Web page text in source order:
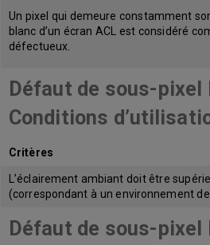
Un pixel qui demeure constamment
blanc d’un écran ACL est considéré
défectueux.
Défaut de sous-pixel
Conditions
Critères
L’éclairement ambiant doit être
(correspondant à un environnement
Défaut de sous-pixel